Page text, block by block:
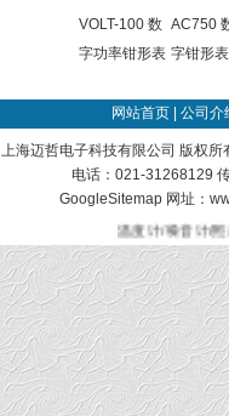
VOLT-100 数
字功率钳形表
AC750
字钳形表
网站首页 公司介
上海迈哲电子科技有限公司 版权所
电话：021-31268129
GoogleSitemap网址：
温度计/噪音计/